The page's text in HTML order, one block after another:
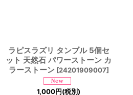
ラピスラズリ タンブル 5個セ
ット 天然石 パワーストーン カ
ラーストーン [24201909007]
1,000円(税別)